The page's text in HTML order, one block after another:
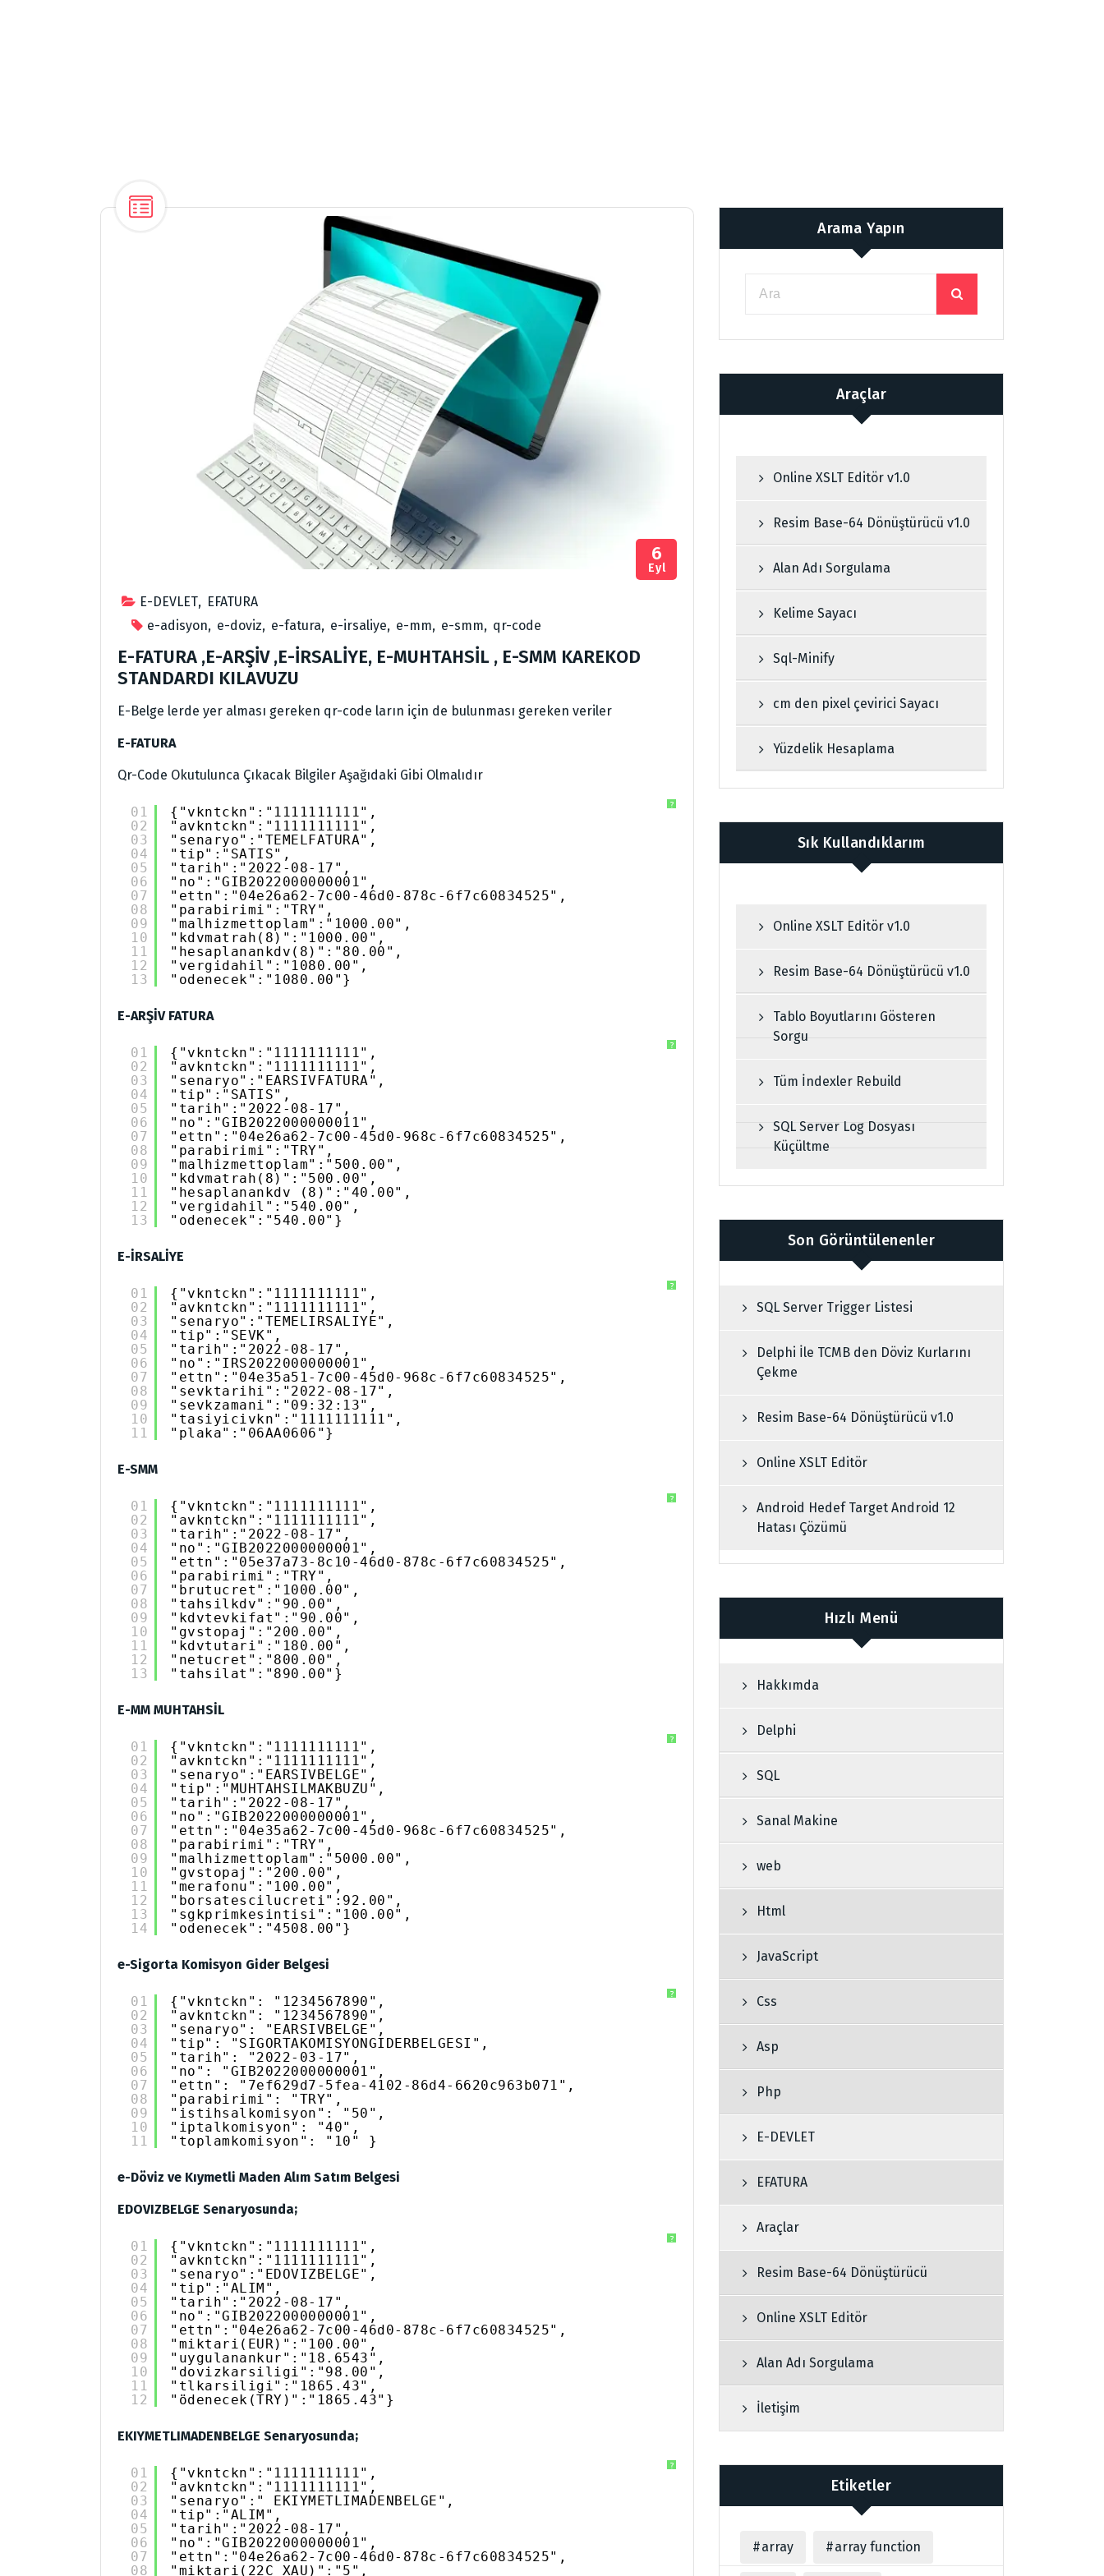
E-DEVLET, EFATURA
e-adisyon, e-doviz, e-fatura, e-irsaliye, e-mm, e-smm, qr-code
6
Eyl
E-FATURA ,E-ARŞİV ,E-İRSALİYE, E-MUHTAHSİL , E-SMM KAREKOD
STANDARDI KILAVUZU
E-Belge lerde yer alması gereken qr-code ların için de bulunması gereken veriler
E-FATURA
Qr-Code Okutulunca Çıkacak Bilgiler Aşağıdaki Gibi Olmalıdır
?
01
02
03
04
05
06
07
08
09
10
11
12
13
{"vkntckn":"1111111111",
"avkntckn":"1111111111",
"senaryo":"TEMELFATURA",
"tip":"SATIS",
"tarih":"2022-08-17",
"no":"GIB2022000000001",
"ettn":"04e26a62-7c00-46d0-878c-6f7c60834525",
"parabirimi":"TRY",
"malhizmettoplam":"1000.00",
"kdvmatrah(8)":"1000.00",
"hesaplanankdv(8)":"80.00",
"vergidahil":"1080.00",
"odenecek":"1080.00"}
E-ARŞİV FATURA
?
01
02
03
04
05
06
07
08
09
10
11
12
13
{"vkntckn":"1111111111",
"avkntckn":"1111111111",
"senaryo":"EARSIVFATURA",
"tip":"SATIS",
"tarih":"2022-08-17",
"no":"GIB2022000000011",
"ettn":"04e26a62-7c00-45d0-968c-6f7c60834525",
"parabirimi":"TRY",
"malhizmettoplam":"500.00",
"kdvmatrah(8)":"500.00",
"hesaplanankdv (8)":"40.00",
"vergidahil":"540.00",
"odenecek":"540.00"}
E-İRSALİYE
?
01
02
03
04
05
06
07
08
09
10
11
{"vkntckn":"1111111111",
"avkntckn":"1111111111",
"senaryo":"TEMELIRSALIYE",
"tip":"SEVK",
"tarih":"2022-08-17",
"no":"IRS2022000000001",
"ettn":"04e35a51-7c00-45d0-968c-6f7c60834525",
"sevktarihi":"2022-08-17",
"sevkzamani":"09:32:13",
"tasiyicivkn":"1111111111",
"plaka":"06AA0606"}
E-SMM
?
01
02
03
04
05
06
07
08
09
10
11
12
13
{"vkntckn":"1111111111",
"avkntckn":"1111111111",
"tarih":"2022-08-17",
"no":"GIB2022000000001",
"ettn":"05e37a73-8c10-46d0-878c-6f7c60834525",
"parabirimi":"TRY",
"brutucret":"1000.00",
"tahsilkdv":"90.00",
"kdvtevkifat":"90.00",
"gvstopaj":"200.00",
"kdvtutari":"180.00",
"netucret":"800.00",
"tahsilat":"890.00"}
E-MM MUHTAHSİL
?
01
02
03
04
05
06
07
08
09
10
11
12
13
14
{"vkntckn":"1111111111",
"avkntckn":"1111111111",
"senaryo":"EARSIVBELGE",
"tip":"MUHTAHSILMAKBUZU",
"tarih":"2022-08-17",
"no":"GIB2022000000001",
"ettn":"04e35a62-7c00-45d0-968c-6f7c60834525",
"parabirimi":"TRY",
"malhizmettoplam":"5000.00",
"gvstopaj":"200.00",
"merafonu":"100.00",
"borsatescilucreti":92.00",
"sgkprimkesintisi":"100.00",
"odenecek":"4508.00"}
e-Sigorta Komisyon Gider Belgesi
?
01
02
03
04
05
06
07
08
09
10
11
{"vkntckn": "1234567890",
"avkntckn": "1234567890",
"senaryo": "EARSIVBELGE",
"tip": "SIGORTAKOMISYONGIDERBELGESI",
"tarih": "2022-03-17",
"no": "GIB2022000000001",
"ettn": "7ef629d7-5fea-4102-86d4-6620c963b071",
"parabirimi": "TRY",
"istihsalkomisyon": "50",
"iptalkomisyon": "40",
"toplamkomisyon": "10" }
e-Döviz ve Kıymetli Maden Alım Satım Belgesi
EDOVIZBELGE Senaryosunda;
?
01
02
03
04
05
06
07
08
09
10
11
12
{"vkntckn":"1111111111",
"avkntckn":"1111111111",
"senaryo":"EDOVIZBELGE",
"tip":"ALIM",
"tarih":"2022-08-17",
"no":"GIB2022000000001",
"ettn":"04e26a62-7c00-46d0-878c-6f7c60834525",
"miktari(EUR)":"100.00",
"uygulanankur":"18.6543",
"dovizkarsiligi":"98.00",
"tlkarsiligi":"1865.43",
"ödenecek(TRY)":"1865.43"}
EKIYMETLIMADENBELGE Senaryosunda;
?
01
02
03
04
05
06
07
08
{"vkntckn":"1111111111",
"avkntckn":"1111111111",
"senaryo":" EKIYMETLIMADENBELGE",
"tip":"ALIM",
"tarih":"2022-08-17",
"no":"GIB2022000000001",
"ettn":"04e26a62-7c00-46d0-878c-6f7c60834525",
"miktari(22C_XAU)":"5",
Arama Yapın
Araçlar
Online XSLT Editör v1.0
Resim Base-64 Dönüştürücü v1.0
Alan Adı Sorgulama
Kelime Sayacı
Sql-Minify
cm den pixel çevirici Sayacı
Yüzdelik Hesaplama
Sık Kullandıklarım
Online XSLT Editör v1.0
Resim Base-64 Dönüştürücü v1.0
Tablo Boyutlarını Gösteren
Sorgu
Tüm İndexler Rebuild
SQL Server Log Dosyası
Küçültme
Son Görüntülenenler
SQL Server Trigger Listesi
Delphi İle TCMB den Döviz Kurlarını
Çekme
Resim Base-64 Dönüştürücü v1.0
Online XSLT Editör
Android Hedef Target Android 12
Hatası Çözümü
Hızlı Menü
Hakkımda
Delphi
SQL
Sanal Makine
web
Html
JavaScript
Css
Asp
Php
E-DEVLET
EFATURA
Araçlar
Resim Base-64 Dönüştürücü
Online XSLT Editör
Alan Adı Sorgulama
İletişim
Etiketler
array array function